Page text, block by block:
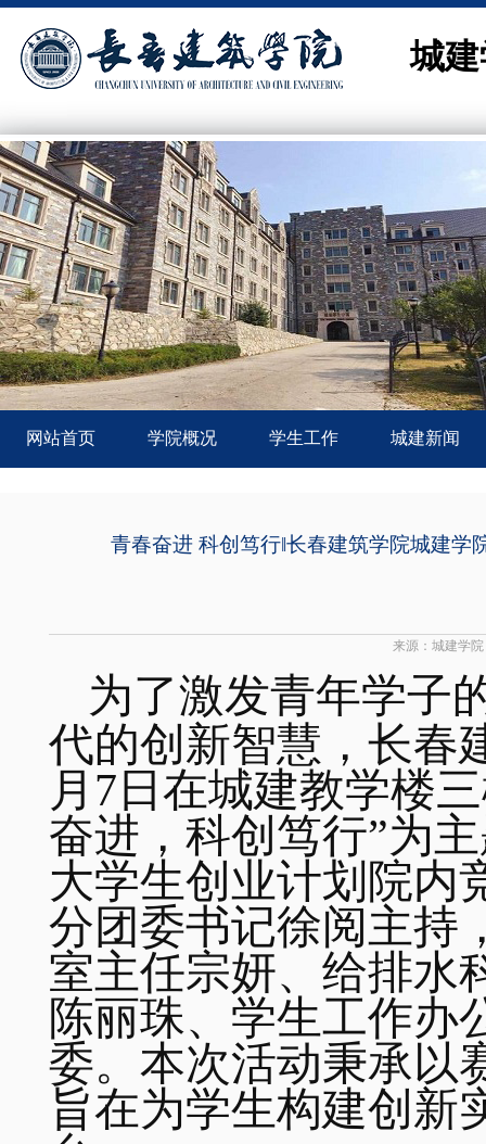
城
网站首页 学院概况 学生工作 城建新闻
青春奋进 科创笃行‖长春建筑学院城建学
来源：城建学院
为了激发青年学子
代的创新智慧，长春
月 7 日在城建教学楼
奋进，科创笃行”为
大学生创业计划院内
分团委书记徐阅主持
室主任宗妍、给排水
陈丽珠、学生工作办
委。本次活动秉承以
旨在为学生构建创新